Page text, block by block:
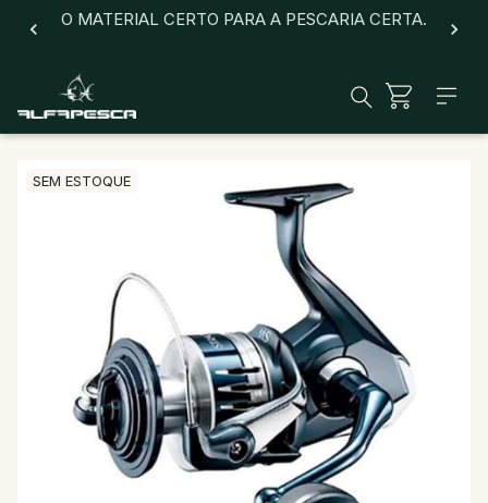
O MATERIAL CERTO PARA A PESCARIA CERTA.
SEM ESTOQUE